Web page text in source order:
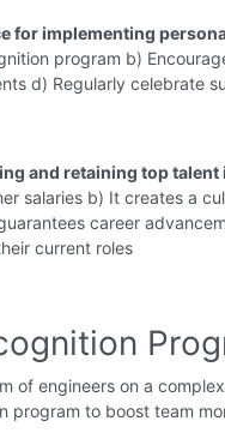
for implementing
program b)
d) Regularly celebrate
and retaining top talent
salaries b) It creates a
career
current roles
of engineers on a
program to boost team